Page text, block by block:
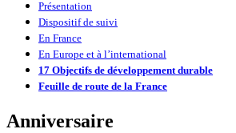
Présentation
Dispositif de suivi
En France
En Europe et à l’international
17 Objectifs de développement durable
Feuille de route de la France
Anniversaire